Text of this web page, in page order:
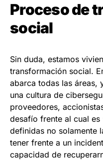
Proceso de
social
Sin duda, estamos
transformación social.
abarca todas las áreas,
una cultura de
proveedores,
desafío frente al cual es
definidas no solamente
tener frente a un
capacidad de